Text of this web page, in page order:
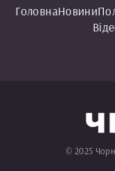
ГоловнаНовини
© 2025